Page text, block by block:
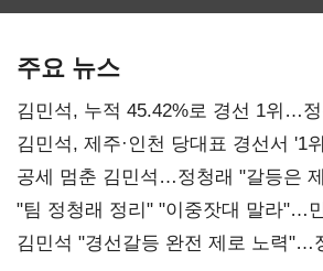
주요 뉴스
김민석, 누적 45.42%로 경선 1위…
0.86%p(2보)
김민석, 제주·인천 당대표 경선서 '1
공세 멈춘 김민석…정청래 "갈등은
"팀 정청래 정리" "이중잣대 말라"…
다툼 격화
김민석 "경선갈등 완전 제로 노력"…